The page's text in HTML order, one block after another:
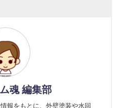
魂 編集部
報をもとに、外壁塗装や水回